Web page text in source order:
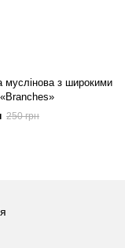
муслінова з широкими
250 грн